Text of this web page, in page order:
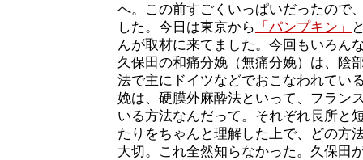
へ。この前すごくいっぱいだったので
した。今日は東京から
「パンプキン」
んが取材に来てました。今回もいろん
久保田の和痛分娩（無痛分娩）は、陰
法で主にドイツなどでおこなわれてい
娩は、硬膜外麻酔法といって、フラン
いる方法なんだって。それぞれ長所と
たりをちゃんと理解した上で、どの方
大切。これ全然知らなかった。久保田